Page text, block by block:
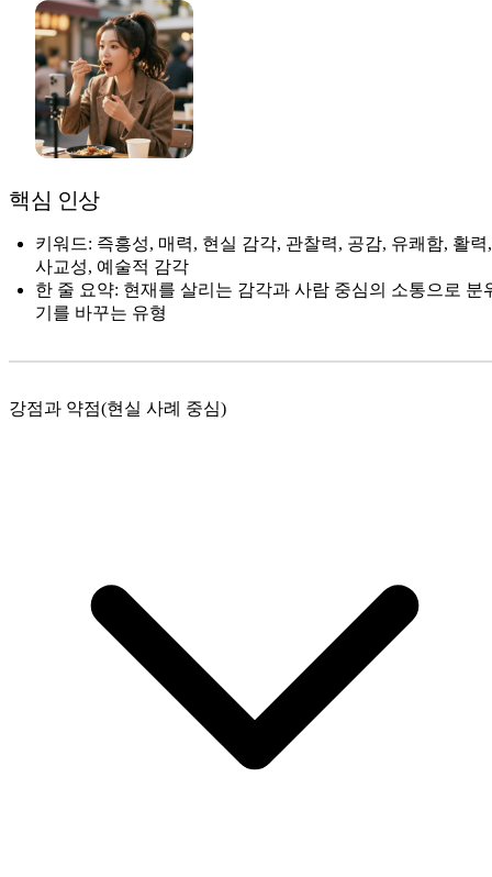
핵심 인상
키워드: 즉흥성, 매력, 현실 감각, 관찰력, 공감, 유쾌함, 활력,
사교성, 예술적 감각
한 줄 요약: 현재를 살리는 감각과 사람 중심의 소통으로 분
기를 바꾸는 유형
강점과 약점(현실 사례 중심)